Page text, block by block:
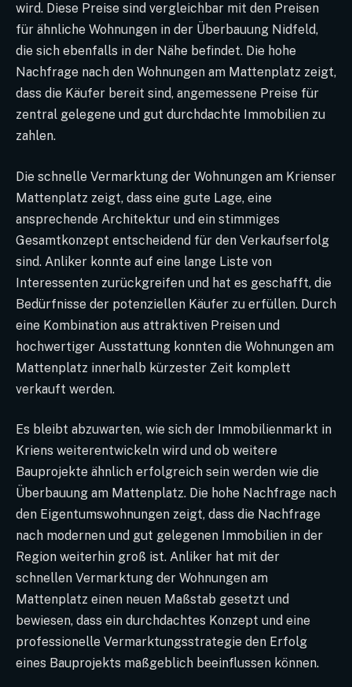
wird. Diese Preise sind vergleichbar mit den Preisen
für ähnliche Wohnungen in der Überbauung Nidfeld,
die sich ebenfalls in der Nähe befindet. Die hohe
Nachfrage nach den Wohnungen am Mattenplatz zeigt,
dass die Käufer bereit sind, angemessene Preise für
zentral gelegene und gut durchdachte Immobilien zu
zahlen.
Die schnelle Vermarktung der Wohnungen am Krienser
Mattenplatz zeigt, dass eine gute Lage, eine
ansprechende Architektur und ein stimmiges
Gesamtkonzept entscheidend für den Verkaufserfolg
sind. Anliker konnte auf eine lange Liste von
Interessenten zurückgreifen und hat es geschafft, die
Bedürfnisse der potenziellen Käufer zu erfüllen. Durch
eine Kombination aus attraktiven Preisen und
hochwertiger Ausstattung konnten die Wohnungen am
Mattenplatz innerhalb kürzester Zeit komplett
verkauft werden.
Es bleibt abzuwarten, wie sich der Immobilienmarkt in
Kriens weiterentwickeln wird und ob weitere
Bauprojekte ähnlich erfolgreich sein werden wie die
Überbauung am Mattenplatz. Die hohe Nachfrage nach
den Eigentumswohnungen zeigt, dass die Nachfrage
nach modernen und gut gelegenen Immobilien in der
Region weiterhin groß ist. Anliker hat mit der
schnellen Vermarktung der Wohnungen am
Mattenplatz einen neuen Maßstab gesetzt und
bewiesen, dass ein durchdachtes Konzept und eine
professionelle Vermarktungsstrategie den Erfolg
eines Bauprojekts maßgeblich beeinflussen können.